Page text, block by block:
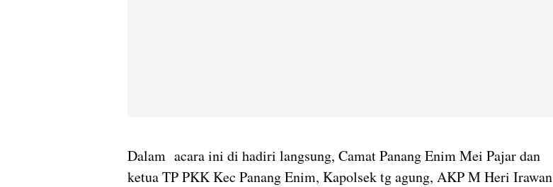
Dalam acara ini di hadiri langsung, Camat Panang Enim Mei Pajar dan
ketua TP PKK Kec Panang Enim, Kapolsek tg agung, AKP M Heri Irawan